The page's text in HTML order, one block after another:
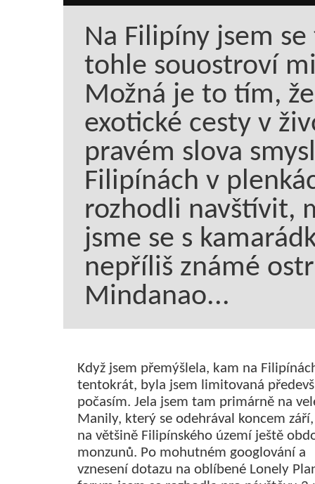
Na Filipíny jsem
tohle souostroví
Možná je to tím,
exotické cesty v
pravém slova
Filipínách v
rozhodli navštívit,
jsme se s
nepříliš známé
Mindanao...
Když jsem přemýšlela, kam na
tentokrát, byla jsem limitovaná
počasím. Jela jsem tam primárně na
Manily, který se odehrával koncem
na většině Filipínského území ještě
monzunů. Po mohutném googlování a
vznesení dotazu na oblíbené Lonely